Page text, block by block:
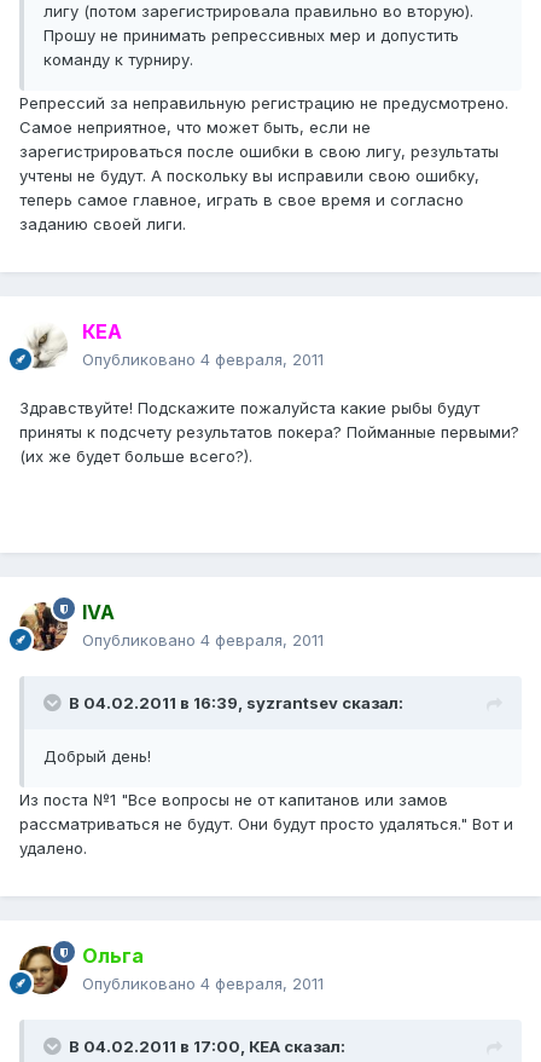
лигу (потом зарегистрировала правильно во вторую).
Прошу не принимать репрессивных мер и допустить
команду к турниру.
Репрессий за неправильную регистрацию не предусмотрено.
Самое неприятное, что может быть, если не
зарегистрироваться после ошибки в свою лигу, результаты
учтены не будут. А поскольку вы исправили свою ошибку,
теперь самое главное, играть в свое время и согласно
заданию своей лиги.
КЕА
Опубликовано 4 февраля, 2011
Здравствуйте! Подскажите пожалуйста какие рыбы будут
приняты к подсчету результатов покера? Пойманные первыми?
(их же будет больше всего?).
IVA
Опубликовано 4 февраля, 2011
В 04.02.2011 в 16:39, syzrantsev сказал:
Добрый день!
Из поста №1 "Все вопросы не от капитанов или замов
рассматриваться не будут. Они будут просто удаляться." Вот и
удалено.
Ольга
Опубликовано 4 февраля, 2011
В 04.02.2011 в 17:00, КЕА сказал: